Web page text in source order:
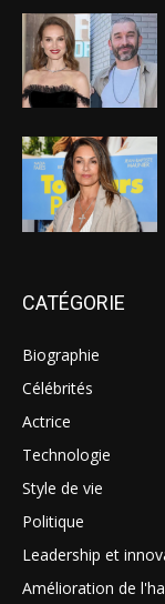
CATÉGORIE
Biographie
Célébrités
Actrice
Technologie
Style de vie
Politique
Leadership et
Amélioration de